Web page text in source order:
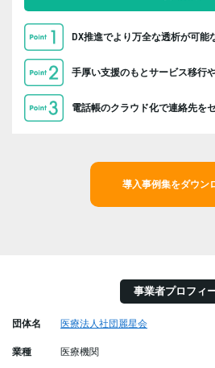
DX推進でより万全な透析が可能
手厚い支援のもとサービス移行
電話帳のクラウド化で連絡先を
導入事例集をダウン
事業者プロフィ
団体名 医療法人社団麗星会
業種 医療機関